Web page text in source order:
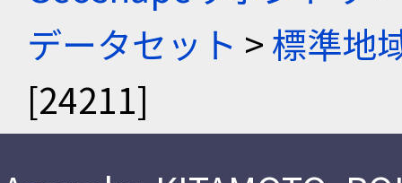
データセット >標準地
[24211]